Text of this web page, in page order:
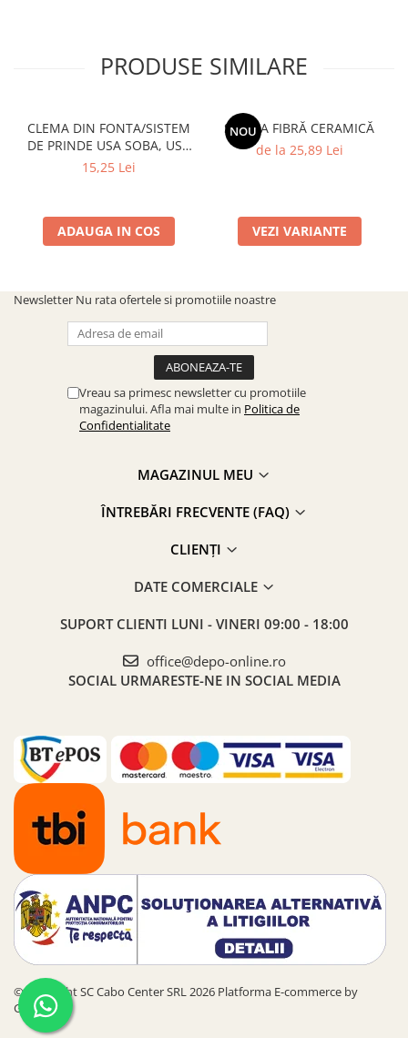
PRODUSE SIMILARE
CLEMA DIN FONTA/SISTEM
DE PRINDE USA SOBA, USA
SEMINEU
15,25 Lei
ADAUGA IN COS
NOU
SALTEA FIBRĂ CERAMICĂ
de la 25,89 Lei
VEZI VARIANTE
Newsletter Nu rata ofertele si promotiile noastre
Vreau sa primesc newsletter cu promotiile
magazinului. Afla mai multe in Politica de
Confidentialitate
MAGAZINUL MEU
ÎNTREBĂRI FRECVENTE (FAQ)
CLIENȚI
DATE COMERCIALE
SUPORT CLIENTI LUNI - VINERI 09:00 - 18:00
office@depo-online.ro
SOCIAL URMARESTE-NE IN SOCIAL MEDIA
©Copyright SC Cabo Center SRL 2026 Platforma E-commerce by
Gomag